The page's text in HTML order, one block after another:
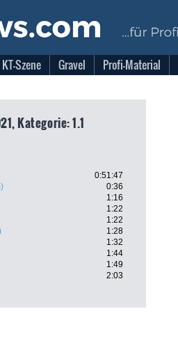
KT-Szene Gravel Profi-Material
Kategorie: 1.1
0:51:47
0:36
1:16
1:22
1:22
1:28
1:32
1:44
1:49
2:03